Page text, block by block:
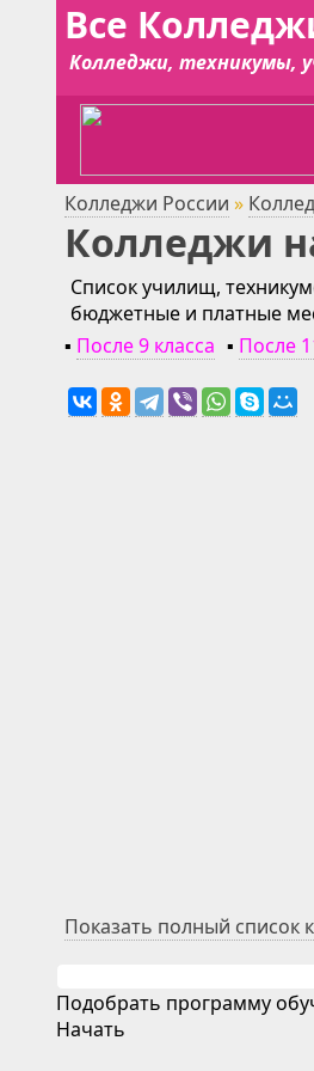
Все
Колледжи, техникумы,
Колледжи России »
Колледжи
Список училищ,
бюджетные и платные
▪ После 9 класса ▪ После
Показать полный список
Подобрать программу
Начать